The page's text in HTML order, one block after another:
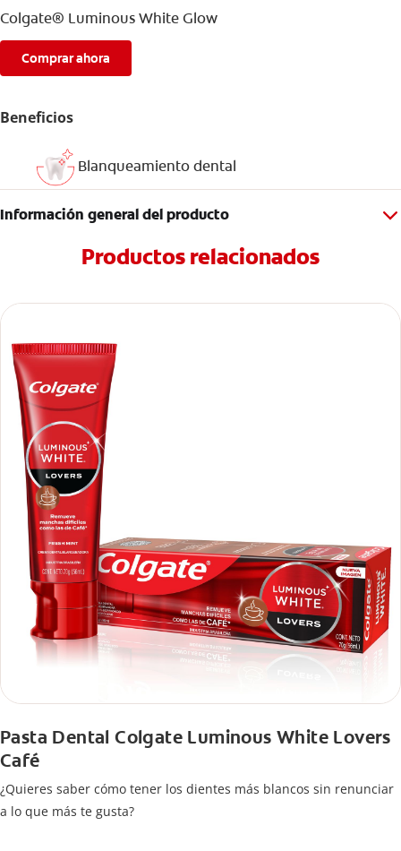
Colgate® Luminous White Glow
Comprar ahora
Beneficios
Blanqueamiento dental
Información general del producto
Productos relacionados
Pasta Dental Colgate Luminous White Lovers
Café
¿Quieres saber cómo tener los dientes más blancos sin renunciar
a lo que más te gusta?